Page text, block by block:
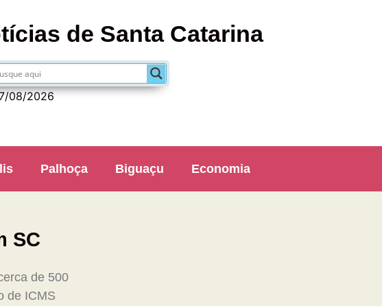
de Santa Catarina
08/2026
Palhoça Biguaçu Economia
SC
de 500
de ICMS